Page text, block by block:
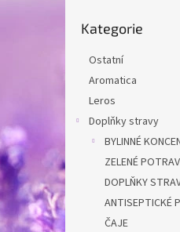
p
a
n
e
l
kategorie
Kategorie
Ostatní
Aromatica
Leros
Doplňky stravy
BYLINNÉ
ZELENÉ
DOPLŇKY
ANTISEPTICKÉ
ČAJE